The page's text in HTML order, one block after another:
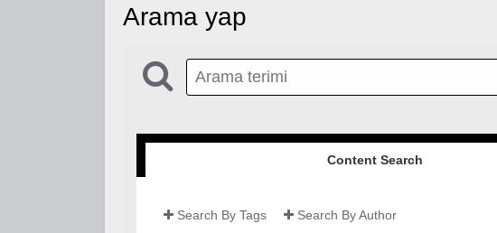
Arama yap
Content Search
Search By Tags Search By Author